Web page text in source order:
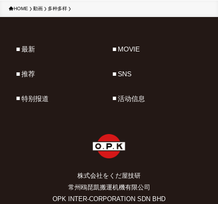
HOME 動画 多种多样
株式会社をくだ屋技研
常州鴎琵凱搬運机機有限公司
OPK INTER-CORPORATION SDN BHD
最新
推荐
特别报道
MOVIE
SNS
活动信息